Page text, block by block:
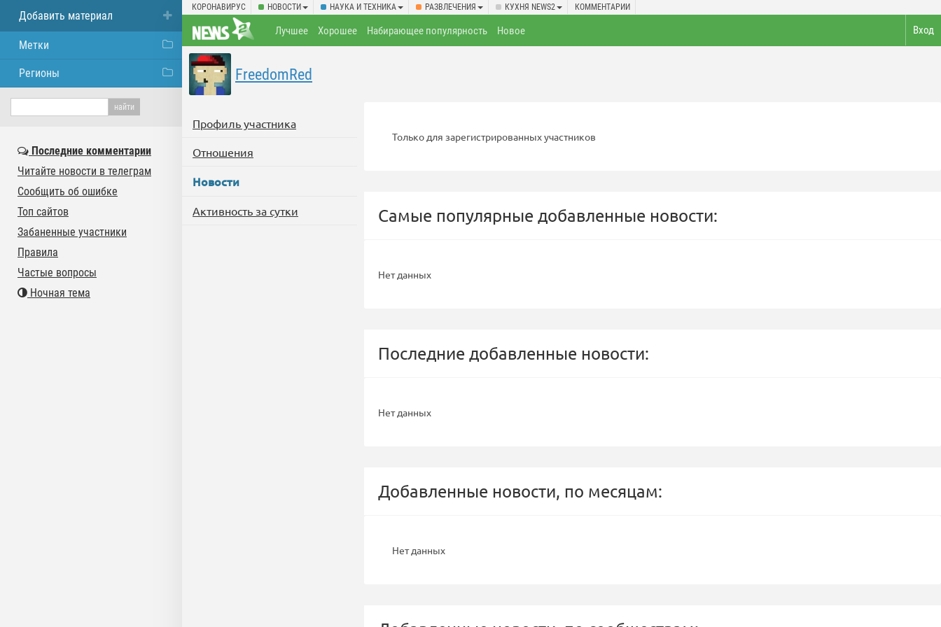
КОРОНАВИРУС НОВОСТИ НАУКА И ТЕХНИКА РАЗВЛЕЧЕНИЯ КУХНЯ NEWS2 КОММЕНТАРИИ
Вход
Лучшее Хорошее Набирающее популярность Новое
FreedomRed
Профиль участника
Отношения
Новости
Активность за сутки
Только для зарегистрированных участников
Самые популярные добавленные новости:
Нет данных
Последние добавленные новости:
Нет данных
Добавленные новости, по месяцам:
Нет данных
Добавить материал
Метки
Регионы
Последние комментарии
Читайте новости в телеграм
Сообщить об ошибке
Топ сайтов
Забаненные участники
Правила
Частые вопросы
Ночная тема